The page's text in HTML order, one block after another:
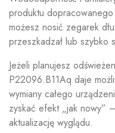
produktu
możesz nosić zegarek
przeszkadzał lub szybko
Jeżeli planujesz
P22096.B11Aq daje
wymiany całego
zyskać efekt „jak nowy”
aktualizację wyglądu.